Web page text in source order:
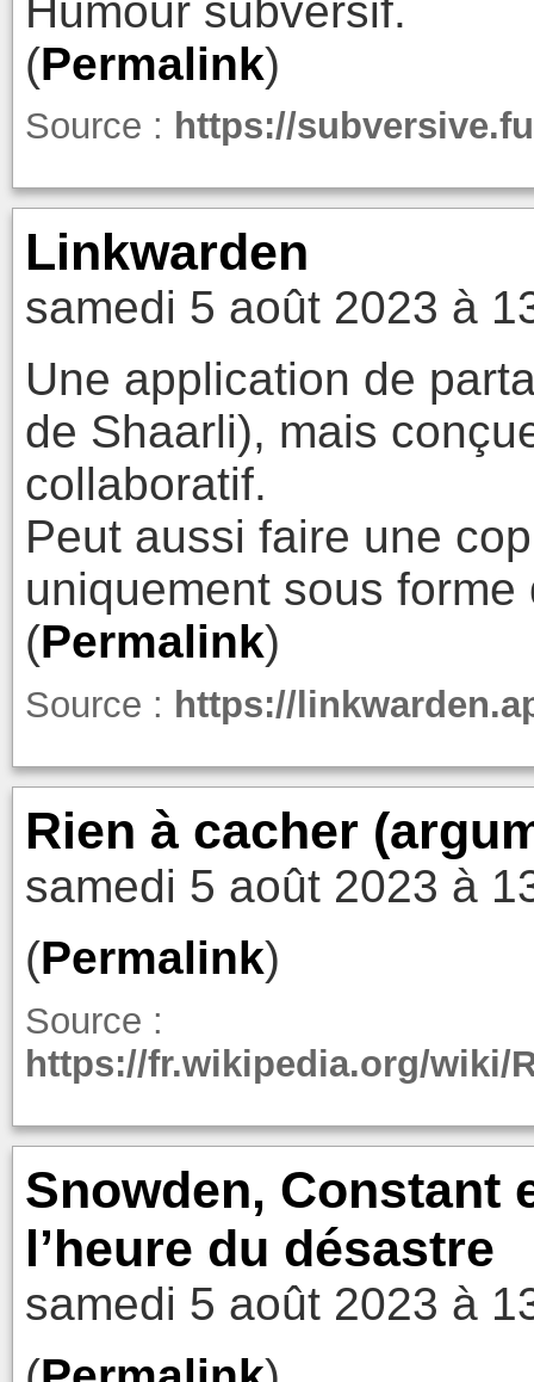
Humour subversif.
(Permalink)
Source : https://
Linkwarden
samedi 5 août 2023 à
Une application de
de Shaarli), mais
collaboratif.
Peut aussi faire une
uniquement sous forme
(Permalink)
Source : https://
Rien à cacher
samedi 5 août 2023 à
(Permalink)
Source :
https://fr.wikipedia.org/wiki/
Snowden, Constant
l’heure du désastre
samedi 5 août 2023 à